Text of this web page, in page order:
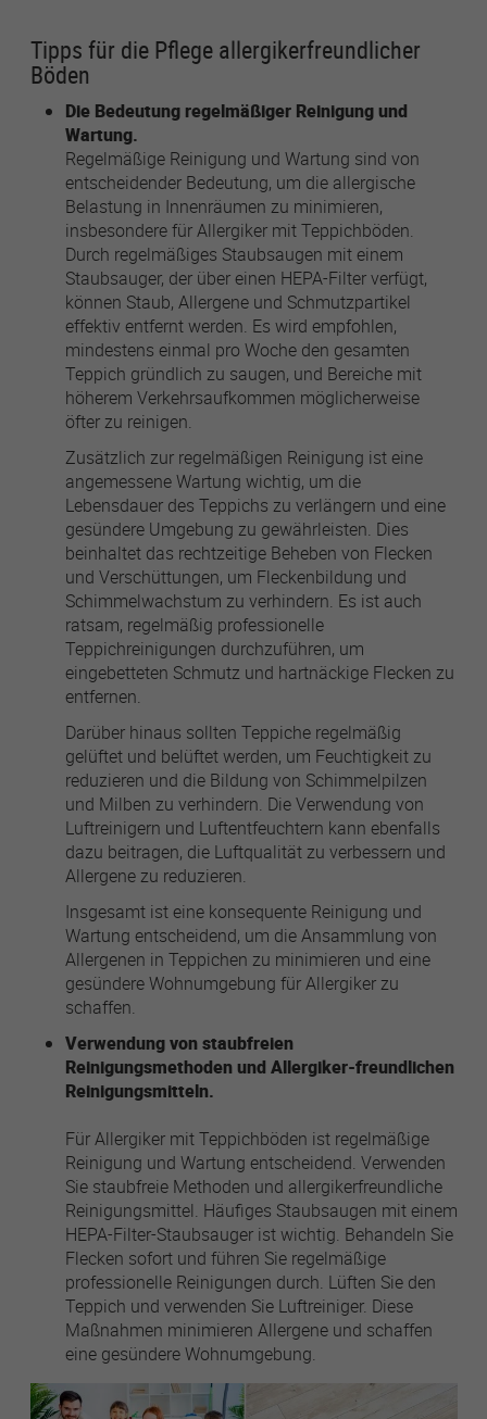
Tipps für die Pflege allergikerfreundlicher
Böden
Die Bedeutung regelmäßiger Reinigung und
Wartung.
Regelmäßige Reinigung und Wartung sind von
entscheidender Bedeutung, um die allergische
Belastung in Innenräumen zu minimieren,
insbesondere für Allergiker mit Teppichböden.
Durch regelmäßiges Staubsaugen mit einem
Staubsauger, der über einen HEPA-Filter verfügt,
können Staub, Allergene und Schmutzpartikel
effektiv entfernt werden. Es wird empfohlen,
mindestens einmal pro Woche den gesamten
Teppich gründlich zu saugen, und Bereiche mit
höherem Verkehrsaufkommen möglicherweise
öfter zu reinigen.
Zusätzlich zur regelmäßigen Reinigung ist eine
angemessene Wartung wichtig, um die
Lebensdauer des Teppichs zu verlängern und eine
gesündere Umgebung zu gewährleisten. Dies
beinhaltet das rechtzeitige Beheben von Flecken
und Verschüttungen, um Fleckenbildung und
Schimmelwachstum zu verhindern. Es ist auch
ratsam, regelmäßig professionelle
Teppichreinigungen durchzuführen, um
eingebetteten Schmutz und hartnäckige Flecken zu
entfernen.
Darüber hinaus sollten Teppiche regelmäßig
gelüftet und belüftet werden, um Feuchtigkeit zu
reduzieren und die Bildung von Schimmelpilzen
und Milben zu verhindern. Die Verwendung von
Luftreinigern und Luftentfeuchtern kann ebenfalls
dazu beitragen, die Luftqualität zu verbessern und
Allergene zu reduzieren.
Insgesamt ist eine konsequente Reinigung und
Wartung entscheidend, um die Ansammlung von
Allergenen in Teppichen zu minimieren und eine
gesündere Wohnumgebung für Allergiker zu
schaffen.
Verwendung von staubfreien
Reinigungsmethoden und Allergiker-freundlichen
Reinigungsmitteln.
Für Allergiker mit Teppichböden ist regelmäßige
Reinigung und Wartung entscheidend. Verwenden
Sie staubfreie Methoden und allergikerfreundliche
Reinigungsmittel. Häufiges Staubsaugen mit einem
HEPA-Filter-Staubsauger ist wichtig. Behandeln Sie
Flecken sofort und führen Sie regelmäßige
professionelle Reinigungen durch. Lüften Sie den
Teppich und verwenden Sie Luftreiniger. Diese
Maßnahmen minimieren Allergene und schaffen
eine gesündere Wohnumgebung.